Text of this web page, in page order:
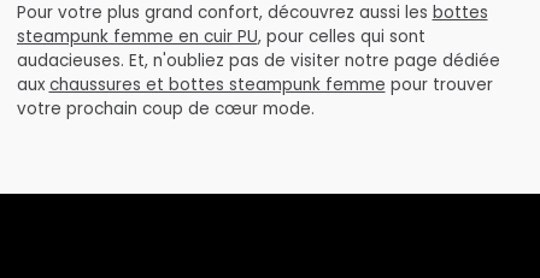
Pour votre plus grand confort, découvrez aussi les bottes
steampunk femme en cuir PU, pour celles qui sont
audacieuses. Et, n'oubliez pas de visiter notre page dédiée
aux chaussures et bottes steampunk femme pour trouver
votre prochain coup de cœur mode.